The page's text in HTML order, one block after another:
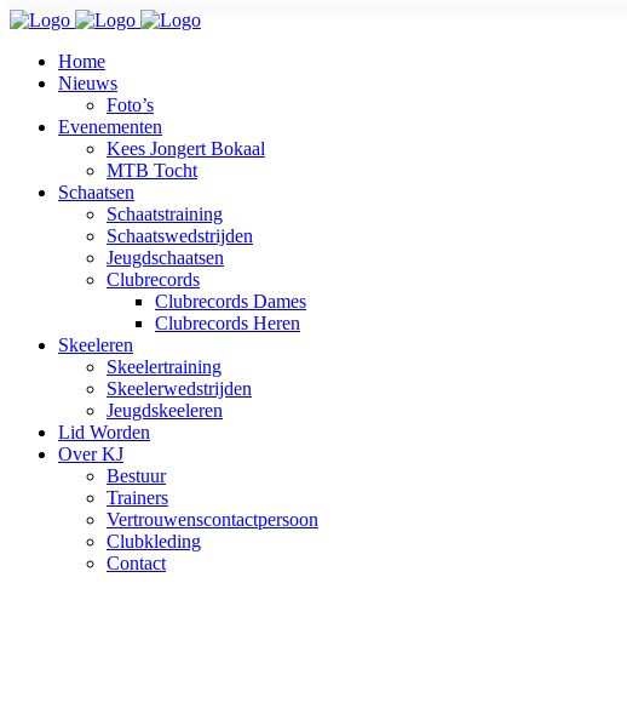
Home
Nieuws
Foto’s
Evenementen
Kees Jongert Bokaal
MTB Tocht
Schaatsen
Schaatstraining
Schaatswedstrijden
Jeugdschaatsen
Clubrecords
Clubrecords Dames
Clubrecords Heren
Skeeleren
Skeelertraining
Skeelerwedstrijden
Jeugdskeeleren
Lid Worden
Over KJ
Bestuur
Trainers
Vertrouwenscontactpersoon
Clubkleding
Contact